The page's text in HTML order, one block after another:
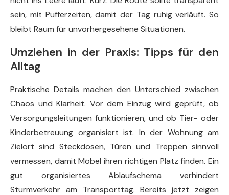
sein, mit Pufferzeiten, damit der Tag ruhig verläuft. So
bleibt Raum für unvorhergesehene Situationen.
Umziehen in der Praxis: Tipps für den
Alltag
Praktische Details machen den Unterschied zwischen
Chaos und Klarheit. Vor dem Einzug wird geprüft, ob
Versorgungsleitungen funktionieren, und ob Tier- oder
Kinderbetreuung organisiert ist. In der Wohnung am
Zielort sind Steckdosen, Türen und Treppen sinnvoll
vermessen, damit Möbel ihren richtigen Platz finden. Ein
gut organisiertes Ablaufschema verhindert
Sturmverkehr am Transporttag. Bereits jetzt zeigen